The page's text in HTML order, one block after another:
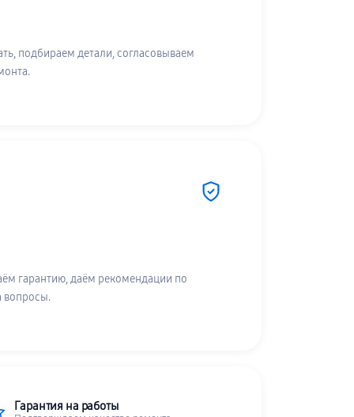
подбираем детали, согласовываем
гарантию, даём рекомендации по
вопросы.
Гарантия на работы